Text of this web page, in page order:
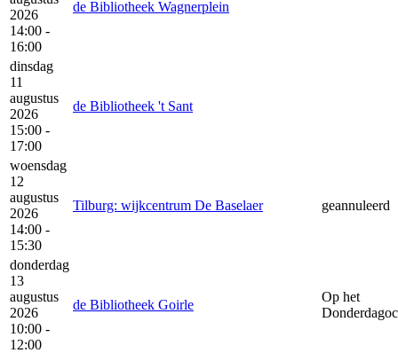
2026
14:00 -
16:00
de Bibliotheek Wagnerplein
dinsdag
11
augustus
2026
15:00 -
17:00
de Bibliotheek 't Sant
woensdag
12
augustus
2026
14:00 -
15:30
Tilburg: wijkcentrum De Baselaer geannuleerd
donderdag
13
augustus
2026
10:00 -
12:00
de Bibliotheek Goirle
Op het